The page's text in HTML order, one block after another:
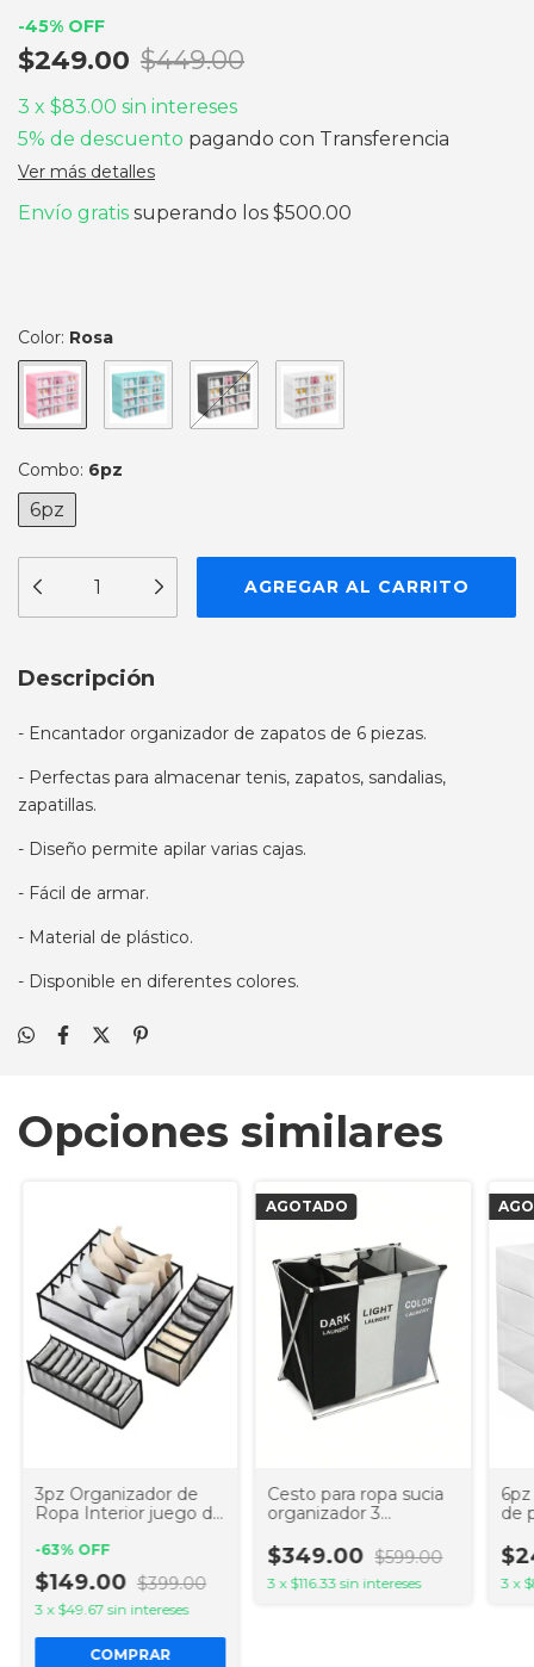
-45% OFF
$249.00 $449.00
3 x $83.00 sin intereses
5% de descuento pagando con Transferencia
Ver más detalles
Envío gratis superando los $500.00
Color: Rosa
Combo: 6pz
6pz
Descripción
- Encantador organizador de zapatos de 6 piezas.
- Perfectas para almacenar tenis, zapatos, sandalias,
zapatillas.
- Diseño permite apilar varias cajas.
- Fácil de armar.
- Material de plástico.
- Disponible en diferentes colores.
Opciones similares
3pz Organizador de
Ropa Interior juego de
almacenamiento de
rejilla
-63% OFF
$149.00 $399.00
3 x $49.67 sin intereses
COMPRAR
AGOTADO
Cesto para ropa sucia
organizador 3
por color
$349.00 $599.00
3 x $116.33 sin intereses
de
3 x